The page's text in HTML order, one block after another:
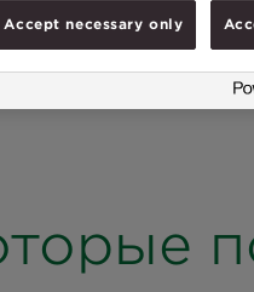
Accept necessary only